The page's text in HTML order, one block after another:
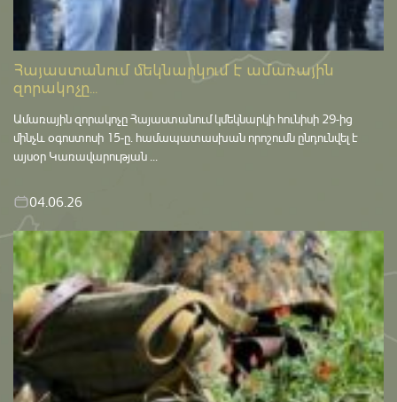
Հայաստանում մեկնարկում է ամառային
զորակոչը...
Ամառային զորակոչը Հայաստանում կմեկնարկի հունիսի 29-ից
մինչև օգոստոսի 15-ը․ համապատասխան որոշումն ընդունվել է
այսօր Կառավարության ...
04.06.26